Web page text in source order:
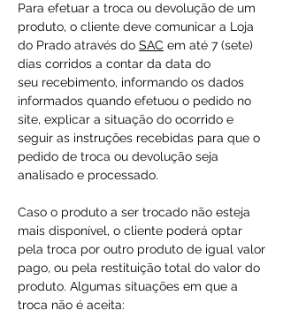
Para efetuar a troca ou devolução de um
produto, o cliente deve comunicar a Loja
do Prado através do SAC em até 7 (sete)
dias corridos a contar da data do
seu recebimento, informando os dados
informados quando efetuou o pedido no
site, explicar a situação do ocorrido e
seguir as instruções recebidas para que o
pedido de troca ou devolução seja
analisado e processado.
Caso o produto a ser trocado não esteja
mais disponível, o cliente poderá optar
pela troca por outro produto de igual valor
pago, ou pela restituição total do valor do
produto. Algumas situações em que a
troca não é aceita: